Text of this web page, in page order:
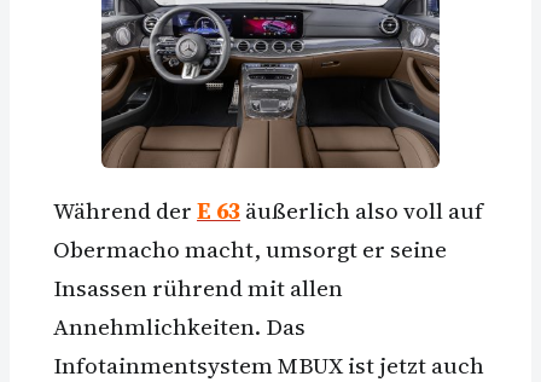
Während derE 63äußerlich also voll auf
Obermacho macht, umsorgt er seine
Insassen rührend mit allen
Annehmlichkeiten. Das
Infotainmentsystem MBUX ist jetzt auch